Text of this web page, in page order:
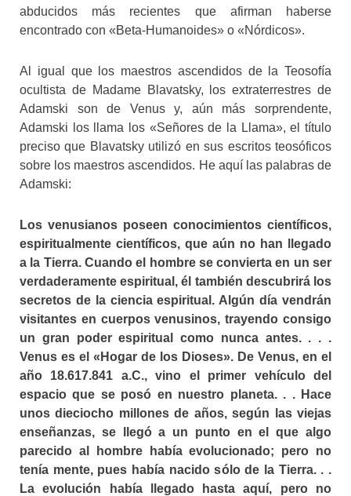
abducidos más recientes que afirman haberse
encontrado con «Beta-Humanoides» o «Nórdicos».
Al igual que los maestros ascendidos de la Teosofía
ocultista de Madame Blavatsky, los extraterrestres de
Adamski son de Venus y, aún más sorprendente,
Adamski los llama los «Señores de la Llama», el título
preciso que Blavatsky utilizó en sus escritos teosóficos
sobre los maestros ascendidos. He aquí las palabras de
Adamski:
Los venusianos poseen conocimientos científicos,
espiritualmente científicos, que aún no han llegado
a la Tierra. Cuando el hombre se convierta en un ser
verdaderamente espiritual, él también descubrirá los
secretos de la ciencia espiritual. Algún día vendrán
visitantes en cuerpos venusinos, trayendo consigo
un gran poder espiritual como nunca antes. . . .
Venus es el «Hogar de los Dioses». De Venus, en el
año 18.617.841 a.C., vino el primer vehículo del
espacio que se posó en nuestro planeta. . . Hace
unos dieciocho millones de años, según las viejas
enseñanzas, se llegó a un punto en el que algo
parecido al hombre había evolucionado; pero no
tenía mente, pues había nacido sólo de la Tierra. . .
La evolución había llegado hasta aquí, pero no